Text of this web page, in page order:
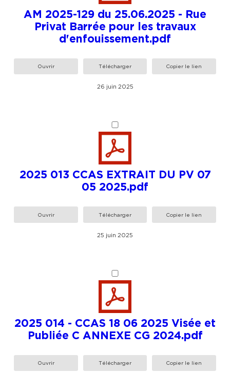
AM 2025-129 du 25.06.2025 - Rue
Privat Barrée pour les travaux
d'enfouissement.pdf
Ouvrir Télécharger Copier le lien
26 juin 2025
2025 013 CCAS EXTRAIT DU PV 07
05 2025.pdf
Ouvrir Télécharger Copier le lien
25 juin 2025
2025 014 - CCAS 18 06 2025 Visée et
Publiée C ANNEXE CG 2024.pdf
Ouvrir Télécharger Copier le lien